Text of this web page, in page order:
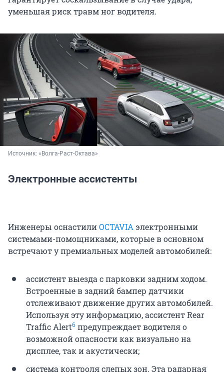
уменьшая риск травм ног водителя.
Источник: «Волга-Раст-Октава»
Электронные ассистенты
Инженеры оснастилиOCTAVIA электронными
системами-помощниками, которые в основном
встречают у премиальных моделей автомобилей:
ассистент выезда с парковки задним ходом.
Встроенные в задний бампер датчики
отслеживают движение других автомобилей.
Используя эту информацию, ассистент Rear
Traffic Alert6 предупреждает водителя о
возможной опасности как визуально на
дисплее, так и акустически;
система контроля слепых зон. Эта радарная